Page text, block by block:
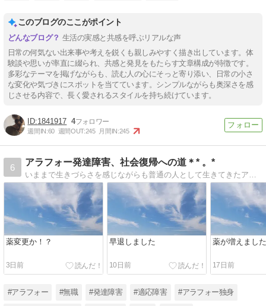
このブログのここがポイント
生活の実感と共感を呼ぶリアルな声
日常の何気ない出来事や考えを鋭くも親しみやすく描き出しています。体
験談や思いが率直に綴られ、共感と発見をもたらす文章構成が特徴です。
多彩なテーマを掲げながらも、読む人の心にそっと寄り添い、日常の小さ
な変化や気づきにスポットを当てています。シンプルながらも奥深さを感
じさせる内容で、長く愛されるスタイルを持ち続けています。
1841917 4
週間IN:60 週間OUT:245 月間IN:245
6
アラフォー発達障害、社会復帰への道＊* 。*
薬変更か！？
3日前
早退しました
10日前
薬が増えました
17日前
#アラフォー #無職 #発達障害 #適応障害 #アラフォー独身